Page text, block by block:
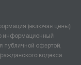
(включая цены)
информационный
публичной офертой,
кодекса